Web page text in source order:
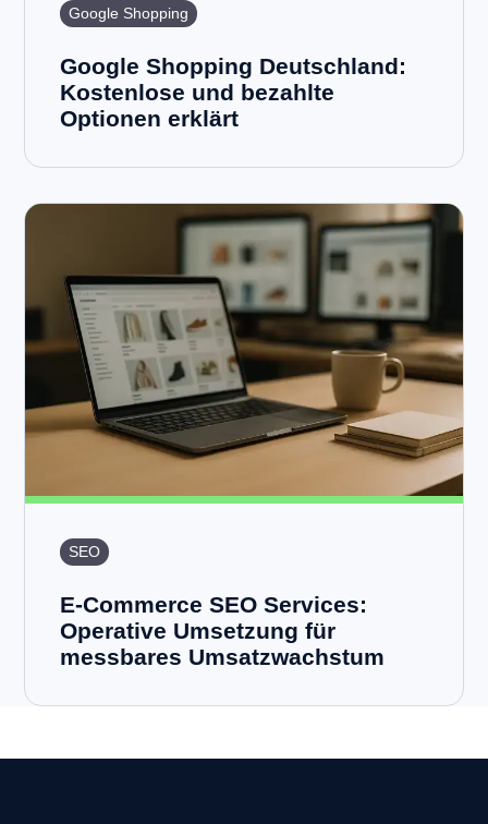
Google Shopping
Google Shopping Deutschland:
Kostenlose und bezahlte
Optionen erklärt
SEO
E-Commerce SEO Services:
Operative Umsetzung für
messbares Umsatzwachstum